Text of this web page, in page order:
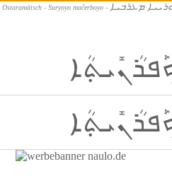
Ostaramäisch - Suryoyo maĉerboyo - ܡܥܪܒܝܐ